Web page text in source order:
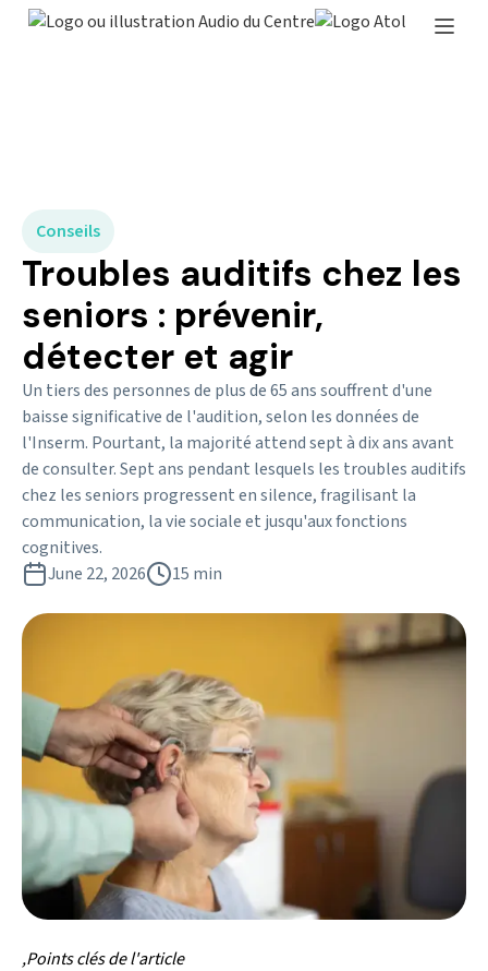
Conseils
Troubles auditifs chez les
seniors : prévenir,
détecter et agir
Un tiers des personnes de plus de 65 ans souffrent d'une
baisse significative de l'audition, selon les données de
l'Inserm. Pourtant, la majorité attend sept à dix ans avant
de consulter. Sept ans pendant lesquels les troubles auditifs
chez les seniors progressent en silence, fragilisant la
communication, la vie sociale et jusqu'aux fonctions
cognitives.
June 22, 2026
15 min
,Points clés de l'article